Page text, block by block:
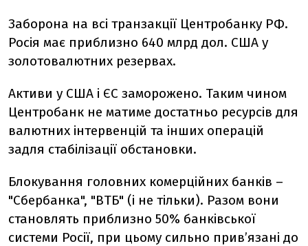
Заборона на всі транзакції Центробанку РФ.
Росія має приблизно 640 млрд дол. США у
золотовалютних резервах.
Активи у США і ЄС заморожено. Таким чином
Центробанк не матиме достатньо ресурсів для
валютних інтервенцій та інших операцій
задля стабілізації обстановки.
Блокування головних комерційних банків –
"Сбербанка", "ВТБ" (і не тільки). Разом вони
становлять приблизно 50% банківської
системи Росії, при цьому сильно прив’язані до